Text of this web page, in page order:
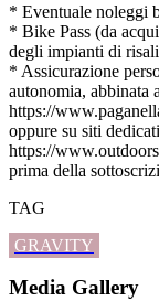
* Eventuale noleggi
* Bike Pass (da
degli impianti di
* Assicurazione
autonomia, abbinata
https://
oppure su siti
https://
prima della
TAG
GRAVITY
Media Gallery